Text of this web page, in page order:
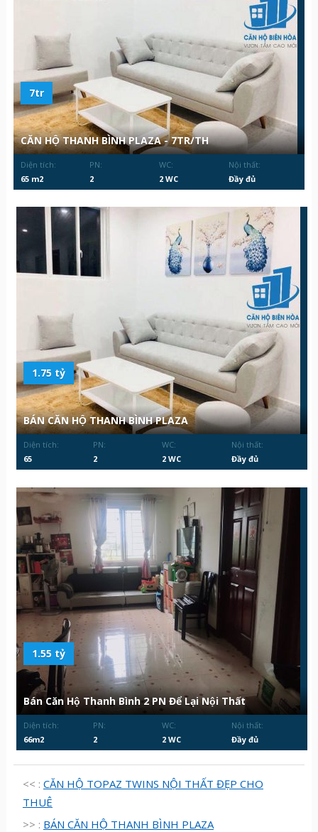
7tr
CĂN HỘ THANH BÌNH PLAZA - 7TR/TH
Diện tích:
65 m2
PN:
2
WC:
2 WC
Nội thất:
Đầy đủ
1.75 tỷ
BÁN CĂN HỘ THANH BÌNH PLAZA
Diện tích:
65
PN:
2
WC:
2 WC
Nội thất:
Đầy đủ
1.55 tỷ
Bán Căn Hộ Thanh Bình 2 PN Để Lại Nội Thất
Diện tích:
66m2
PN:
2
WC:
2 WC
Nội thất:
Đầy đủ
<< : CĂN HỘ TOPAZ TWINS NỘI THẤT ĐẸP CHO
THUÊ
>> : BÁN CĂN HỘ THANH BÌNH PLAZA